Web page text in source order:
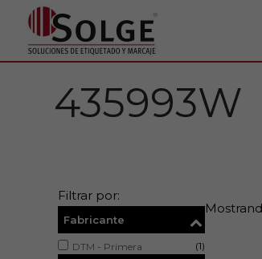
435993W
Filtrar por:
Fabricante
DTM - Primera (1)